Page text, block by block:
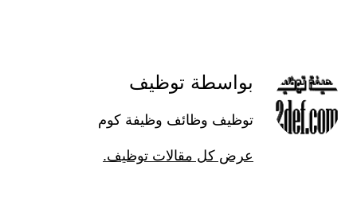
بواسطة توظيف
توظيف وظائف وظيفة كوم
عرض كل مقالات توظيف.